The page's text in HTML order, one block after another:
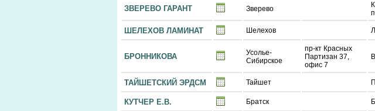
ЗВЕРЕВО ГАРАНТ Зверево
ШЕЛЕХОВ ЛАМИНАТ Шелехов
БРОННИКОВА
Усолье-
Сибирское
пр-кт Красных
Партизан 37,
офис 7
ТАЙШЕТСКИЙ ЭРДСМ Тайшет
КУТЧЕР Е.В. Братск